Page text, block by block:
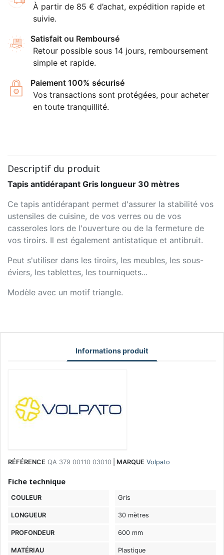
À partir de 85 € d’achat, expédition rapide et
suivie.
Satisfait ou Remboursé
Retour possible sous 14 jours, remboursement
simple et rapide.
Paiement 100% sécurisé
Vos transactions sont protégées, pour acheter
en toute tranquillité.
Descriptif du produit
Tapis antidérapant Gris longueur 30 mètres
Ce tapis antidérapant permet d'assurer la stabilité vos
ustensiles de cuisine, de vos verres ou de vos
casseroles lors de l'ouverture ou de la fermeture de
vos tiroirs. Il est également antistatique et antibruit.
Peut s'utiliser dans les tiroirs, les meubles, les sous-
éviers, les tablettes, les tourniquets...
Modèle avec un motif triangle.
Informations produit
RÉFÉRENCE QA 379 00110 03010 MARQUE Volpato
Fiche technique
COULEUR Gris
LONGUEUR 30 mètres
PROFONDEUR 600 mm
MATÉRIAU Plastique